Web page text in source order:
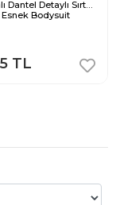
Dantel Detaylı Sırt
Bodysuit
TL